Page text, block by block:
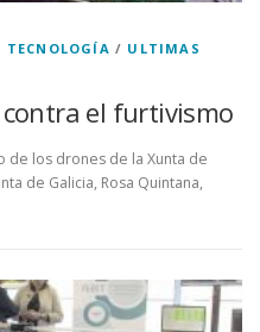
TECNOLOGÍA / ULTIMAS
contra el furtivismo
de los drones de la Xunta de
de Galicia, Rosa Quintana,